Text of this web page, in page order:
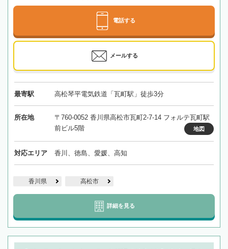
電話する
メールする
最寄駅 高松琴平電気鉄道「瓦町駅」徒歩3分
所在地
〒760-0052 香川県高松市瓦町2-7-14 フォルテ瓦町駅
前ビル5階
地図
対応エリア 香川、徳島、愛媛、高知
香川県 高松市
詳細を見る